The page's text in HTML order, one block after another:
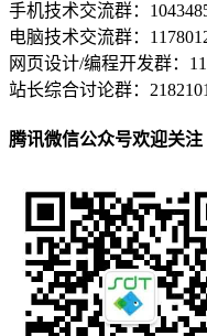
手机技术交流群：
电脑技术交流群：
网页设计/编程开发群：
站长综合讨论群：
腾讯微信公众号欢迎关注